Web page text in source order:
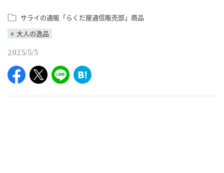
サライの通販「らくだ屋通信販売部」商品
大人の逸品
2025/5/5